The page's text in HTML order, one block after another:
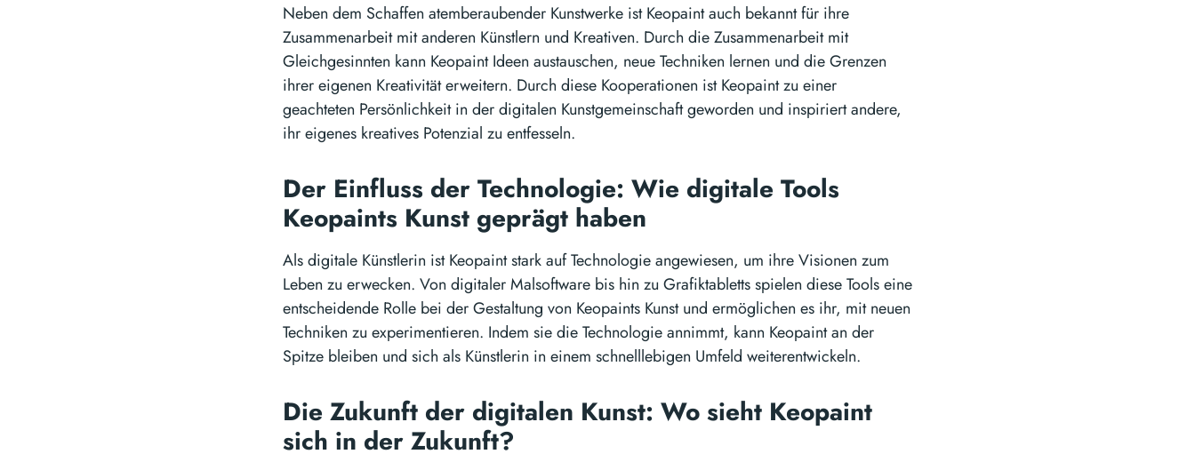
Neben dem Schaffen atemberaubender Kunstwerke ist Keopaint auch bekannt für ihre
Zusammenarbeit mit anderen Künstlern und Kreativen. Durch die Zusammenarbeit mit
Gleichgesinnten kann Keopaint Ideen austauschen, neue Techniken lernen und die Grenzen
ihrer eigenen Kreativität erweitern. Durch diese Kooperationen ist Keopaint zu einer
geachteten Persönlichkeit in der digitalen Kunstgemeinschaft geworden und inspiriert andere,
ihr eigenes kreatives Potenzial zu entfesseln.
Der Einfluss der Technologie: Wie digitale Tools
Keopaints Kunst geprägt haben
Als digitale Künstlerin ist Keopaint stark auf Technologie angewiesen, um ihre Visionen zum
Leben zu erwecken. Von digitaler Malsoftware bis hin zu Grafiktabletts spielen diese Tools eine
entscheidende Rolle bei der Gestaltung von Keopaints Kunst und ermöglichen es ihr, mit neuen
Techniken zu experimentieren. Indem sie die Technologie annimmt, kann Keopaint an der
Spitze bleiben und sich als Künstlerin in einem schnelllebigen Umfeld weiterentwickeln.
Die Zukunft der digitalen Kunst: Wo sieht Keopaint
sich in der Zukunft?